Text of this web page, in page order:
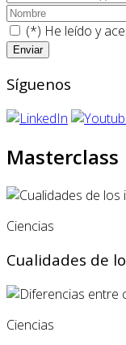
(*) He leído y
Síguenos
Masterclass
Ciencias
Cualidades de
Ciencias